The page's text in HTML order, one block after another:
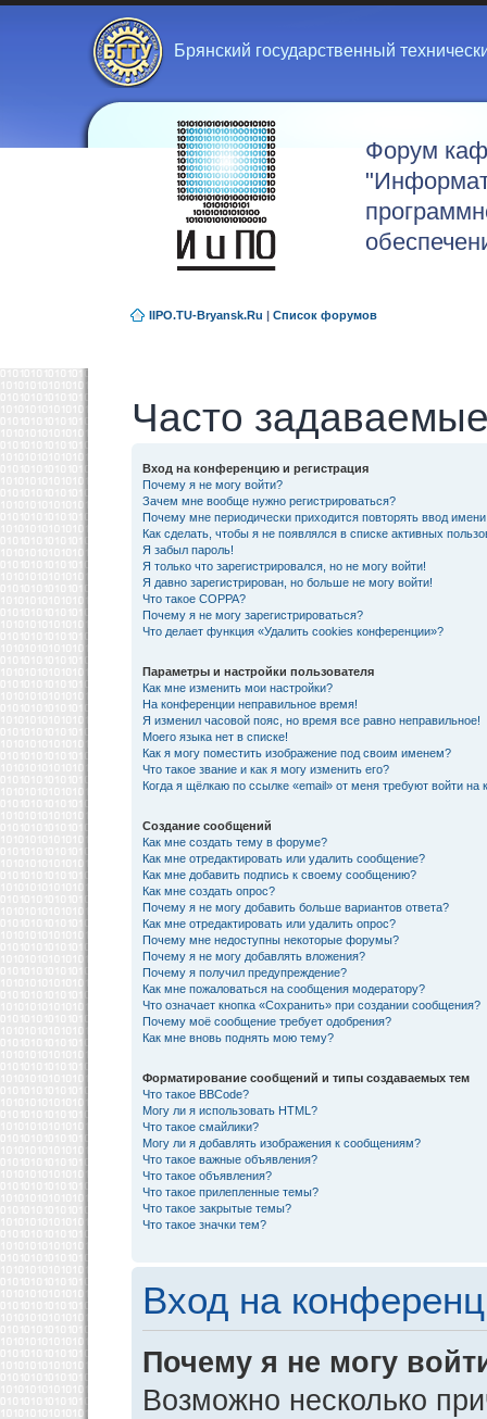
Брянский государственный
Форум
IIPO.TU-Bryansk.Ru | Список форумов
Часто
Вход на конференцию и регистрация
Почему я не могу войти?
Зачем мне вообще нужно регистрироваться?
Почему мне периодически приходится повторять ввод
Как сделать, чтобы я не появлялся в списке активных
Я забыл пароль!
Я только что зарегистрировался, но не могу войти!
Я давно зарегистрирован, но больше не могу войти!
Что такое COPPA?
Почему я не могу зарегистрироваться?
Что делает функция «Удалить cookies конференции»?
Параметры и настройки пользователя
Как мне изменить мои настройки?
На конференции неправильное время!
Я изменил часовой пояс, но время все равно неправильное!
Моего языка нет в списке!
Как я могу поместить изображение под своим именем?
Что такое звание и как я могу изменить его?
Когда я щёлкаю по ссылке «email» от меня требуют войти на
Создание сообщений
Как мне создать тему в форуме?
Как мне отредактировать или удалить сообщение?
Как мне добавить подпись к своему сообщению?
Как мне создать опрос?
Почему я не могу добавить больше вариантов ответа?
Как мне отредактировать или удалить опрос?
Почему мне недоступны некоторые форумы?
Почему я не могу добавлять вложения?
Почему я получил предупреждение?
Как мне пожаловаться на сообщения модератору?
Что означает кнопка «Сохранить» при создании сообщения?
Почему моё сообщение требует одобрения?
Как мне вновь поднять мою тему?
Форматирование сообщений и типы создаваемых тем
Что такое BBCode?
Могу ли я использовать HTML?
Что такое смайлики?
Могу ли я добавлять изображения к сообщениям?
Что такое важные объявления?
Что такое объявления?
Что такое прилепленные темы?
Что такое закрытые темы?
Что такое значки тем?
Вход на
Почему я не могу
Возможно несколько